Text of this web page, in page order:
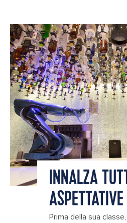
INNALZA
ASPETTATIVE
Prima della sua